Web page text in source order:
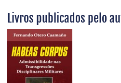
Livros publicados pelo